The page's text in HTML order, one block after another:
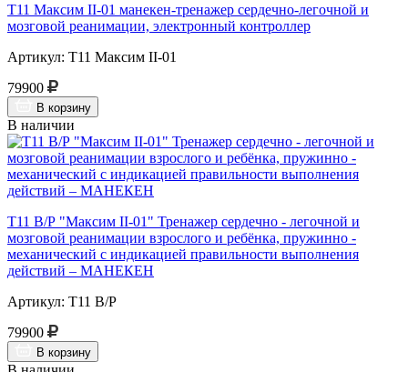
Т11 Максим II-01 манекен-тренажер сердечно-легочной и
мозговой реанимации, электронный контроллер
Артикул: Т11 Максим II-01
79900
В корзину
В наличии
Т11 В/Р "Максим II-01" Тренажер сердечно - легочной и
мозговой реанимации взрослого и ребёнка, пружинно -
механический с индикацией правильности выполнения
действий – МАНЕКЕН
Артикул: Т11 В/Р
79900
В корзину